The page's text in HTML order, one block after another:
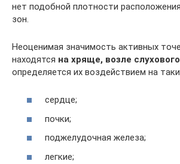
нет подобной плотности
зон.
Неоценимая значимость активных
находятся на хряще, возле
определяется их воздействием на
сердце;
почки;
поджелудочная железа;
легкие;